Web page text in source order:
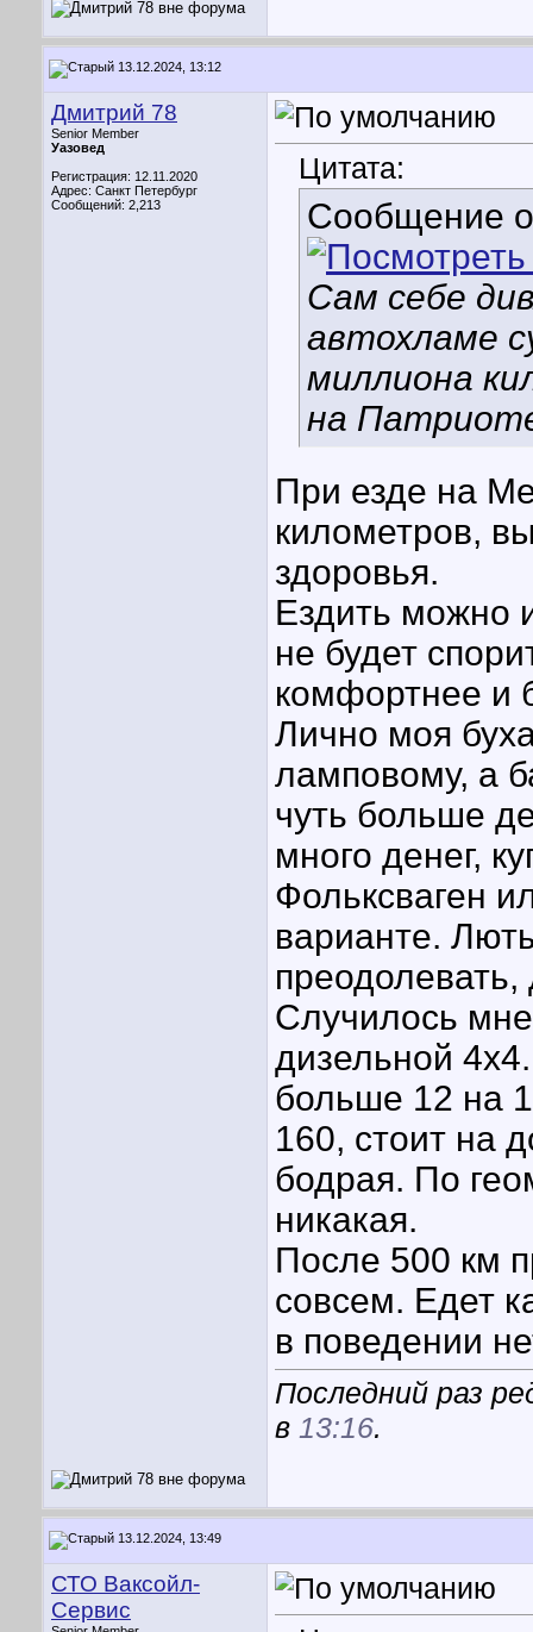
13.12.2024, 13:12
Дмитрий 78
Senior Member
Уазовед
Регистрация: 12.11.2020
Адрес: Санкт Петербург
Сообщений: 2,213
Цитата:
Сообщение
Сам себе
автохламе
миллиона
на
При езде на
километров,
здоровья.
Ездить можно
не будет
комфортнее и
Лично моя
ламповому, а
чуть больше
много денег,
Фольксваген
варианте.
преодолевать,
Случилось
дизельной
больше 12 на
160, стоит на
бодрая. По
никакая.
После 500 км
совсем. Едет
в поведении
Последний раз
в 13:16.
13.12.2024, 13:49
СТО Ваксойл-
Сервис